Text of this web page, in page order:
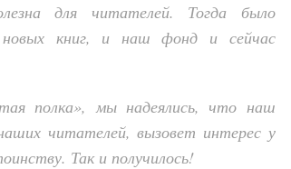
для читателей. Тогда было
новых книг, и наш фонд и сейчас
полка», мы надеялись, что наш
читателей, вызовет интерес у
у. Так и получилось!